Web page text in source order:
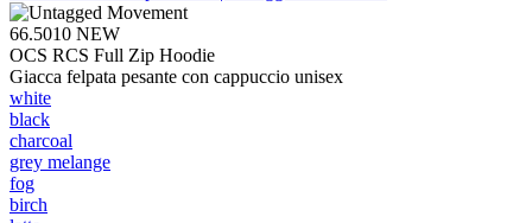
66.5010 NEW
OCS RCS Full Zip Hoodie
Giacca felpata pesante con cappuccio unisex
white
black
charcoal
grey melange
fog
birch